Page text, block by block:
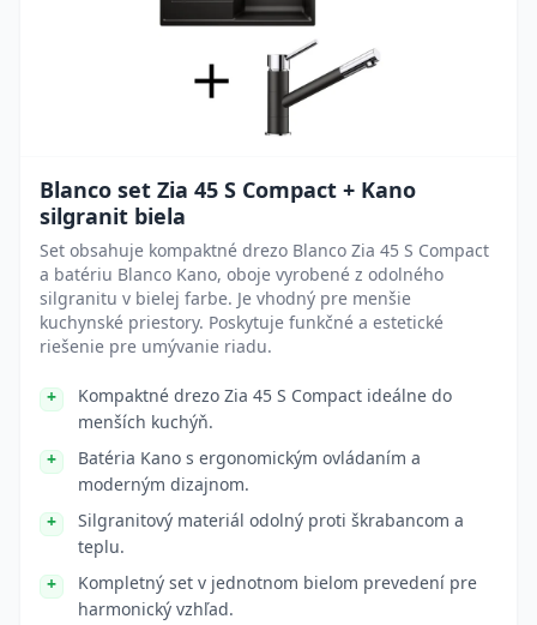
Blanco set Zia 45 S Compact + Kano
silgranit biela
Set obsahuje kompaktné drezo Blanco Zia 45 S Compact
a batériu Blanco Kano, oboje vyrobené z odolného
silgranitu v bielej farbe. Je vhodný pre menšie
kuchynské priestory. Poskytuje funkčné a estetické
riešenie pre umývanie riadu.
Kompaktné drezo Zia 45 S Compact ideálne do
menších kuchýň.
Batéria Kano s ergonomickým ovládaním a
moderným dizajnom.
Silgranitový materiál odolný proti škrabancom a
teplu.
Kompletný set v jednotnom bielom prevedení pre
harmonický vzhľad.